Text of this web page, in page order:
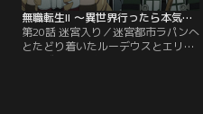
無職転生II ～異世界行ったら本気だす～（第2クール） 第20話
第20話 迷宮入り／迷宮都市ラパンへ
とたどり着いたルーデウスとエリナ
リーゼは早速ギースを見つけ、パウ